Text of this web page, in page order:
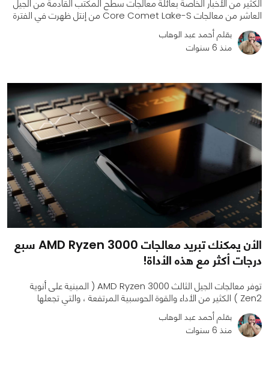
الكثير من الأخبار الخاصة بعائلة معالجات سطح المكتب القادمة من الجيل
العاشر من معالجات Core Comet Lake-S من إنتل ظهرت في الفترة
بقلم أحمد عبد الوهاب
منذ 6 سنوات
الأن يمكنك تبريد معالجات AMD Ryzen 3000 سبع
درجات أكثر مع هذه الأداة!
توفر معالجات الجيل الثالث AMD Ryzen 3000 ( المبنية على أنوية
Zen2 ) الكثير من الأداء والقوة الحوسبية المرتفعة ، والتي تجعلها
بقلم أحمد عبد الوهاب
منذ 6 سنوات